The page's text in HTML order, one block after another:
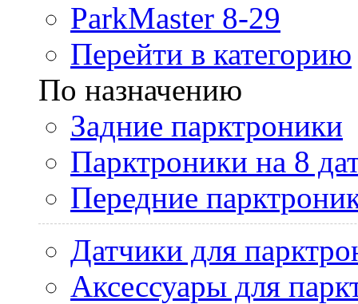
ParkMaster 8-29
Перейти в категорию
По назначению
Задние парктроники
Парктроники на 8
Передние
Датчики для
Аксессуары для